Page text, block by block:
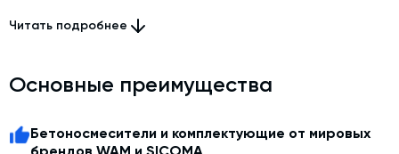
небольших домостроительных комбинатов.
использование 2х дозирующих комплексов со скиповым
подъемником.
Так же, как и бетоносмеситель, скип отличает высокая
Читать подробнее
Основные преимущества
Бетоносмесители и комплектующие от мировых